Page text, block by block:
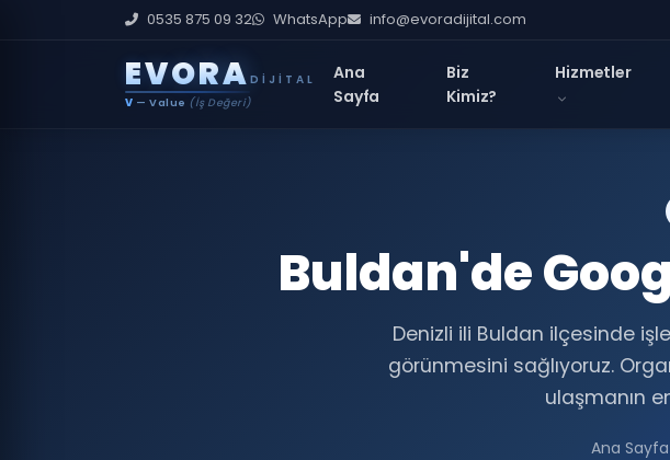
0535 875 09 32 WhatsApp info@evoradijital.com
EVORA DIJITAL
V — Value (İş Değeri)
Ana
Sayfa
Biz
Kimiz?
Hizmetler
Buldan'de
Denizli ili Buldan ilçesinde
görünmesini sağlıyoruz.
ulaşmanın
Ana Sayfa